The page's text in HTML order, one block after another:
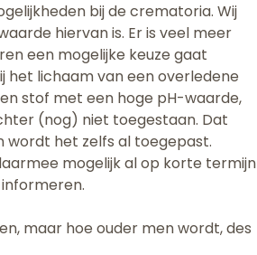
bij de crematoria. Wij
hiervan is. Er is veel meer
een mogelijke keuze gaat
het lichaam van een overledene
stof met een hoge pH-waarde,
(nog) niet toegestaan. Dat
wordt het zelfs al toegepast.
mogelijk al op korte termijn
maar hoe ouder men wordt, des